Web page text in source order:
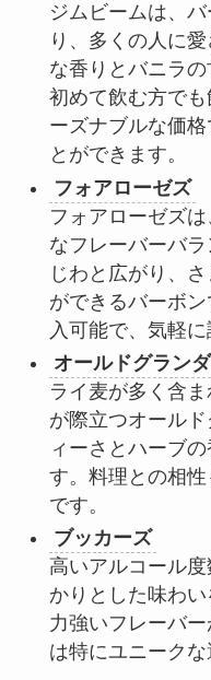
ジムビームは、
り、多くの人に
な香りとバニラの
初めて飲む方で
ーズナブルな価
とができます。
フォアローゼズ
フォアローゼズ
なフレーバーバ
じわと広がり、
ができるバーボ
入可能で、気軽
オールドグラン
ライ麦が多く含
が際立つオール
ィーさとハーブ
す。料理との相
です。
ブッカーズ
高いアルコール
かりとした味わい
力強いフレーバ
は特にユニークな